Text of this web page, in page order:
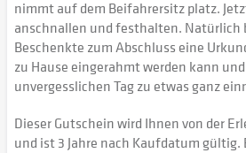
nimmt auf dem Beifahrersitz platz.
anschnallen und festhalten. Natürlich
Beschenkte zum Abschluss eine
zu Hause eingerahmt werden kann
unvergesslichen Tag zu etwas ganz
Dieser Gutschein wird Ihnen von der
und ist 3 Jahre nach Kaufdatum gültig.